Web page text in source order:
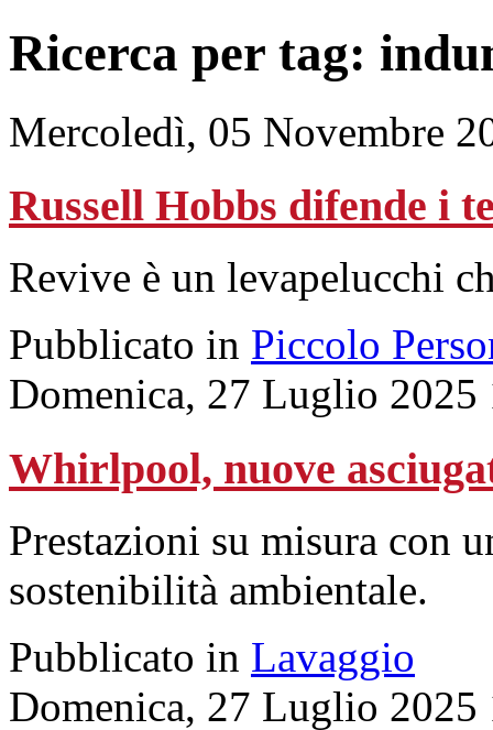
Ricerca per tag:
Mercoledì, 05 Novembre
Russell Hobbs difende i
Revive è un levapelucchi
Pubblicato in Piccolo
Domenica, 27 Luglio 2025
Whirlpool, nuove
Prestazioni su misura con
sostenibilità ambientale.
Pubblicato in Lavaggio
Domenica, 27 Luglio 2025